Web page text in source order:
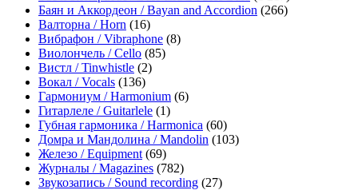
Баян и Аккордеон / Bayan and Accordion (266)
Валторна / Horn (16)
Вибрафон / Vibraphone (8)
Виолончель / Cello (85)
Вистл / Tinwhistle (2)
Вокал / Vocals (136)
Гармониум / Harmonium (6)
Гитарлеле / Guitarlele (1)
Губная гармоника / Harmonica (60)
Домра и Мандолина / Mandolin (103)
Железо / Equipment (69)
Журналы / Magazines (782)
Звукозапись / Sound recording (27)